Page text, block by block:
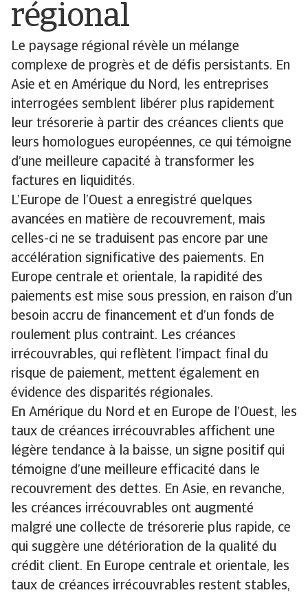
régional
Le paysage régional révèle un mélange
complexe de progrès et de défis persistants. En
Asie et en Amérique du Nord, les entreprises
interrogées semblent libérer plus rapidement
leur trésorerie à partir des créances clients que
leurs homologues européennes, ce qui témoigne
d’une meilleure capacité à transformer les
factures en liquidités.
L’Europe de l’Ouest a enregistré quelques
avancées en matière de recouvrement, mais
celles-ci ne se traduisent pas encore par une
accélération significative des paiements. En
Europe centrale et orientale, la rapidité des
paiements est mise sous pression, en raison d’un
besoin accru de financement et d’un fonds de
roulement plus contraint. Les créances
irrécouvrables, qui reflètent l’impact final du
risque de paiement, mettent également en
évidence des disparités régionales.
En Amérique du Nord et en Europe de l’Ouest, les
taux de créances irrécouvrables affichent une
légère tendance à la baisse, un signe positif qui
témoigne d’une meilleure efficacité dans le
recouvrement des dettes. En Asie, en revanche,
les créances irrécouvrables ont augmenté
malgré une collecte de trésorerie plus rapide, ce
qui suggère une détérioration de la qualité du
crédit client. En Europe centrale et orientale, les
taux de créances irrécouvrables restent stables,